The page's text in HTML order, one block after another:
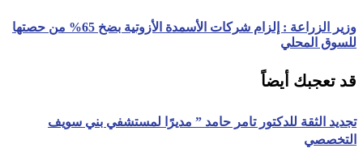
وزير الزراعة : إلزام شركات الأسمدة الأزوتية بضخ 65% من حصتها
للسوق المحلي
قد تعجبك أيضاً
تجديد الثقة للدكتور تامر حامد ” مديرًا لمستشفي بني سويف
التخصصي